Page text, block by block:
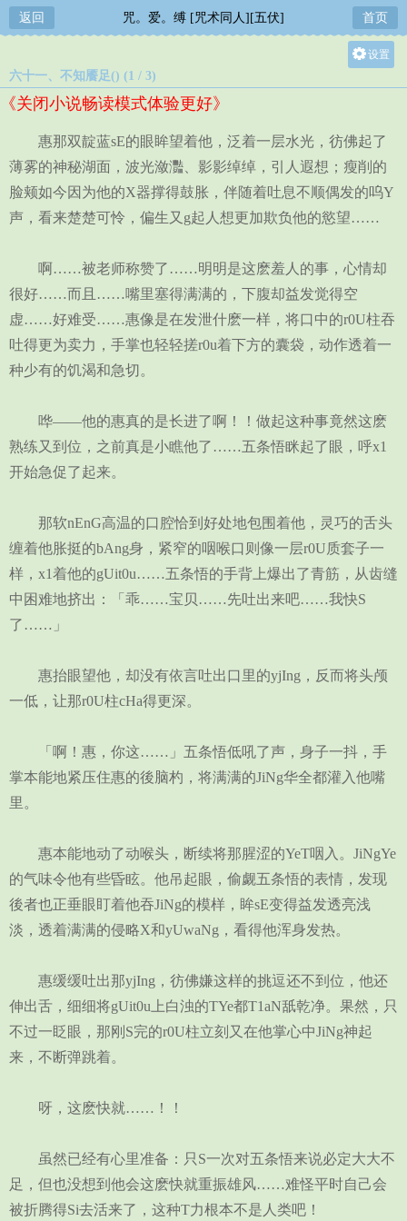
返回 咒。爱。缚 [咒术同人][五伏] 首页
设置
中
小
六十一、不知餍足() (1 / 3)
《关闭小说畅读模式体验更好》
惠那双靛蓝sE的眼眸望着他，泛着一层水光，彷佛起了
薄雾的神秘湖面，波光潋灩、影影绰绰，引人遐想；瘦削的
脸颊如今因为他的X器撑得鼓胀，伴随着吐息不顺偶发的呜Y
声，看来楚楚可怜，偏生又g起人想更加欺负他的慾望……
啊……被老师称赞了……明明是这麽羞人的事，心情却
很好……而且……嘴里塞得满满的，下腹却益发觉得空
虚……好难受……惠像是在发泄什麽一样，将口中的r0U柱吞
吐得更为卖力，手掌也轻轻搓r0u着下方的囊袋，动作透着一
种少有的饥渴和急切。
哗——他的惠真的是长进了啊！！做起这种事竟然这麽
熟练又到位，之前真是小瞧他了……五条悟眯起了眼，呼x1
开始急促了起来。
那软nEnG高温的口腔恰到好处地包围着他，灵巧的舌头
缠着他胀挺的bAng身，紧窄的咽喉口则像一层r0U质套子一
样，x1着他的gUit0u……五条悟的手背上爆出了青筋，从齿缝
中困难地挤出：「乖……宝贝……先吐出来吧……我快S
了……」
惠抬眼望他，却没有依言吐出口里的yjIng，反而将头颅
一低，让那r0U柱cHa得更深。
「啊！惠，你这……」五条悟低吼了声，身子一抖，手
掌本能地紧压住惠的後脑杓，将满满的JiNg华全都灌入他嘴
里。
惠本能地动了动喉头，断续将那腥涩的YeT咽入。JiNgYe
的气味令他有些昏眩。他吊起眼，偷觑五条悟的表情，发现
後者也正垂眼盯着他吞JiNg的模样，眸sE变得益发透亮浅
淡，透着满满的侵略X和yUwaNg，看得他浑身发热。
惠缓缓吐出那yjIng，彷佛嫌这样的挑逗还不到位，他还
伸出舌，细细将gUit0u上白浊的TYe都T1aN舐乾净。果然，只
不过一眨眼，那刚S完的r0U柱立刻又在他掌心中JiNg神起
来，不断弹跳着。
呀，这麽快就……！！
虽然已经有心里准备：只S一次对五条悟来说必定大大不
足，但也没想到他会这麽快就重振雄风……难怪平时自己会
被折腾得Si去活来了，这种T力根本不是人类吧！